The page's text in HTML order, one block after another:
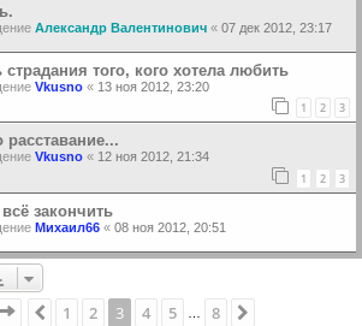
Александр Валентинович « 07 дек 2012, 23:17
страдания того, кого хотела любить
Vkusno « 13 ноя 2012, 23:20
1 2 3
Vkusno « 12 ноя 2012, 21:34
1 2 3
закончить
Михаил66 « 08 ноя 2012, 20:51
Страница3 из
Пред.
1 2 3 4 5 8